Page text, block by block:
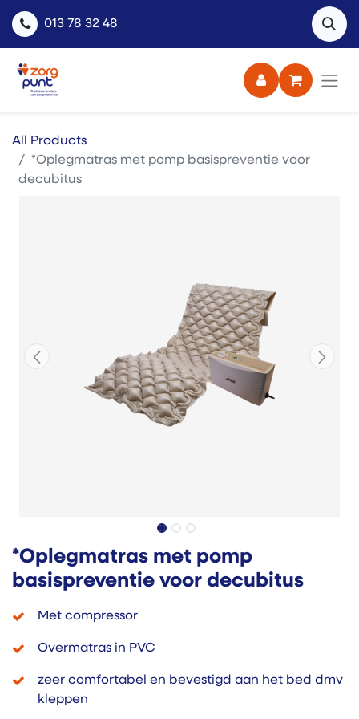
013 78 32 48
All Products
*Oplegmatras met pomp basispreventie voor
decubitus
*Oplegmatras met pomp
basispreventie voor decubitus
Met compressor
Overmatras in PVC
zeer comfortabel en bevestigd aan het bed dmv
kleppen